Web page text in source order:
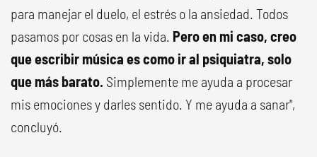
para manejar el duelo, el estrés o la ansiedad. Todos
pasamos por cosas en la vida. Pero en mi caso, creo
que escribir música es como ir al psiquiatra, solo
que más barato. Simplemente me ayuda a procesar
mis emociones y darles sentido. Y me ayuda a sanar",
concluyó.